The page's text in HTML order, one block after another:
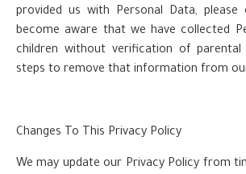
provided us with Personal Data,
become aware that we have collected
children without verification of parental
steps to remove that information from
Changes To This Privacy Policy
We may update our Privacy Policy from